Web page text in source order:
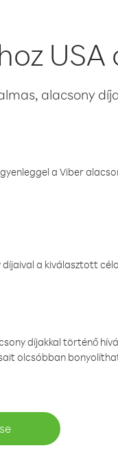
USA
alacsony
a Viber
a kiválasztott
díjakkal történő
olcsóbban